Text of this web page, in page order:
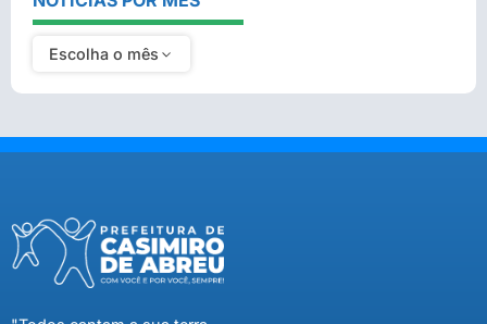
Escolha o mês